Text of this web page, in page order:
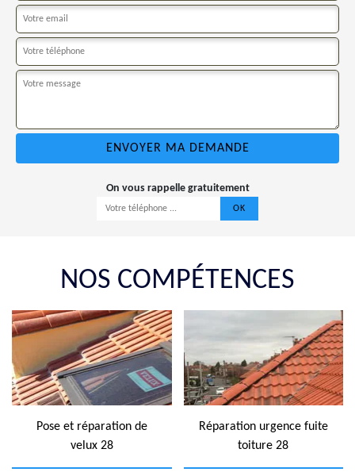
On vous rappelle gratuitement
NOS COMPÉTENCES
Pose et réparation de
velux 28
Réparation urgence fuite
toiture 28